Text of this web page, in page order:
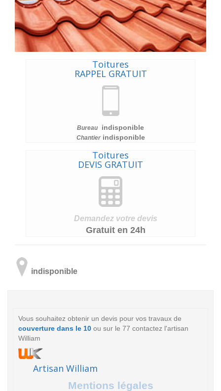
Toitures
RAPPEL GRATUIT
Bureau indisponible
Chantierindisponible
Toitures
DEVIS GRATUIT
Demandez votre devis
Gratuit en 24h
indisponible
Vous souhaitez obtenir un devis pour vos travaux de
couverture dans le 10 ou sur le 77 contactez l'artisan
William
Artisan William
Mentions légales